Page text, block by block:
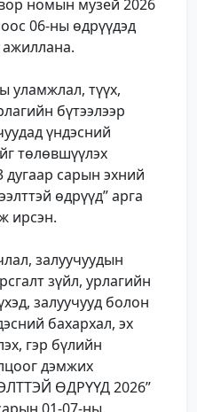
номын музей 2026
06-ны өдрүүдэд
ажиллана.
уламжлал, түүх,
бүтээлээр
үндэсний
төлөвшүүлэх
сарын эхний
өдрүүд” арга
ирсэн.
залуучуудын
зүйл, урлагийн
залуучууд болон
бахархал, эх
гэр бүлийн
дэмжих
ӨДРҮҮД 2026”